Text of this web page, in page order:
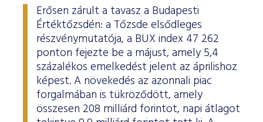
Erősen zárult a tavasz a Budapesti
Értéktőzsdén: a Tőzsde elsődleges
részvénymutatója, a BUX index 47 262
ponton fejezte be a májust, amely 5,4
százalékos emelkedést jelent az áprilishoz
képest. A növekedés az azonnali piac
forgalmában is tükröződött, amely
összesen 208 milliárd forintot, napi átlagot